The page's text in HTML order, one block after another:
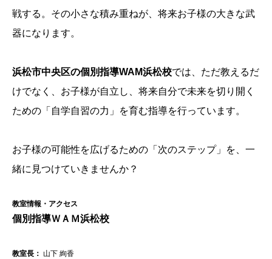
戦する。その小さな積み重ねが、将来お子様の大きな武
器になります。
浜松市中央区の個別指導WAM浜松校では、ただ教えるだ
けでなく、お子様が自立し、将来自分で未来を切り開く
ための「自学自習の力」を育む指導を行っています。
お子様の可能性を広げるための「次のステップ」を、一
緒に見つけていきませんか？
教室情報・アクセス
個別指導ＷＡＭ浜松校
教室長： 山下 絢香